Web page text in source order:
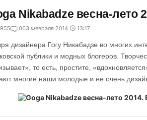
Nikabadze весна-лето
003 Февраля 2014 13:17
дизайнера Гогу Никабадзе во многих
публики и модных блогеров.
то есть, простите,
многие наши молодые и не очень